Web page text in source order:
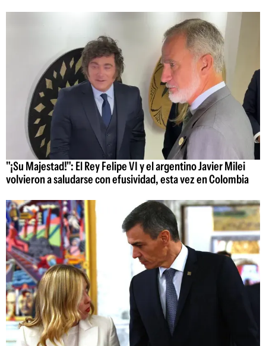
"¡Su Majestad!": El Rey Felipe VI y el argentino Javier Milei
volvieron a saludarse con efusividad, esta vez en Colombia